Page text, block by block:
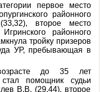
первое место
районного
второе место
районного
тройку призеров
УР, пребывающая в
до 35 лет
помощник судьи
В.В. (29,44), второе